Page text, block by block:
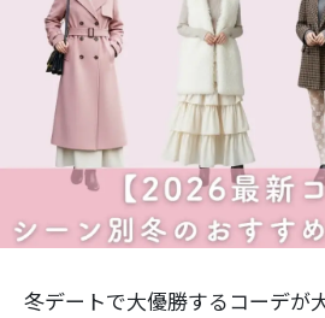
冬デートで大優勝するコーデが